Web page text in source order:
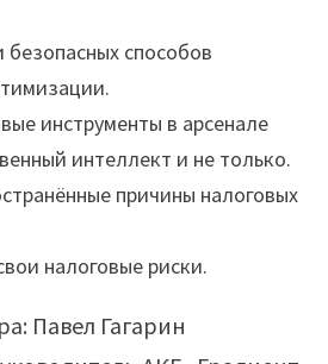
безопасных способов
инструменты в арсенале
интеллект и не только.
причины налоговых
налоговые риски.
Павел Гагарин